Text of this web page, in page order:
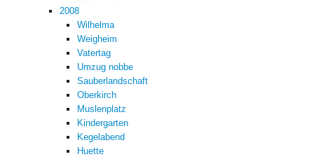
2008
Wilhelma
Weigheim
Vatertag
Umzug nobbe
Sauberlandschaft
Oberkirch
Muslenplatz
Kindergarten
Kegelabend
Huette